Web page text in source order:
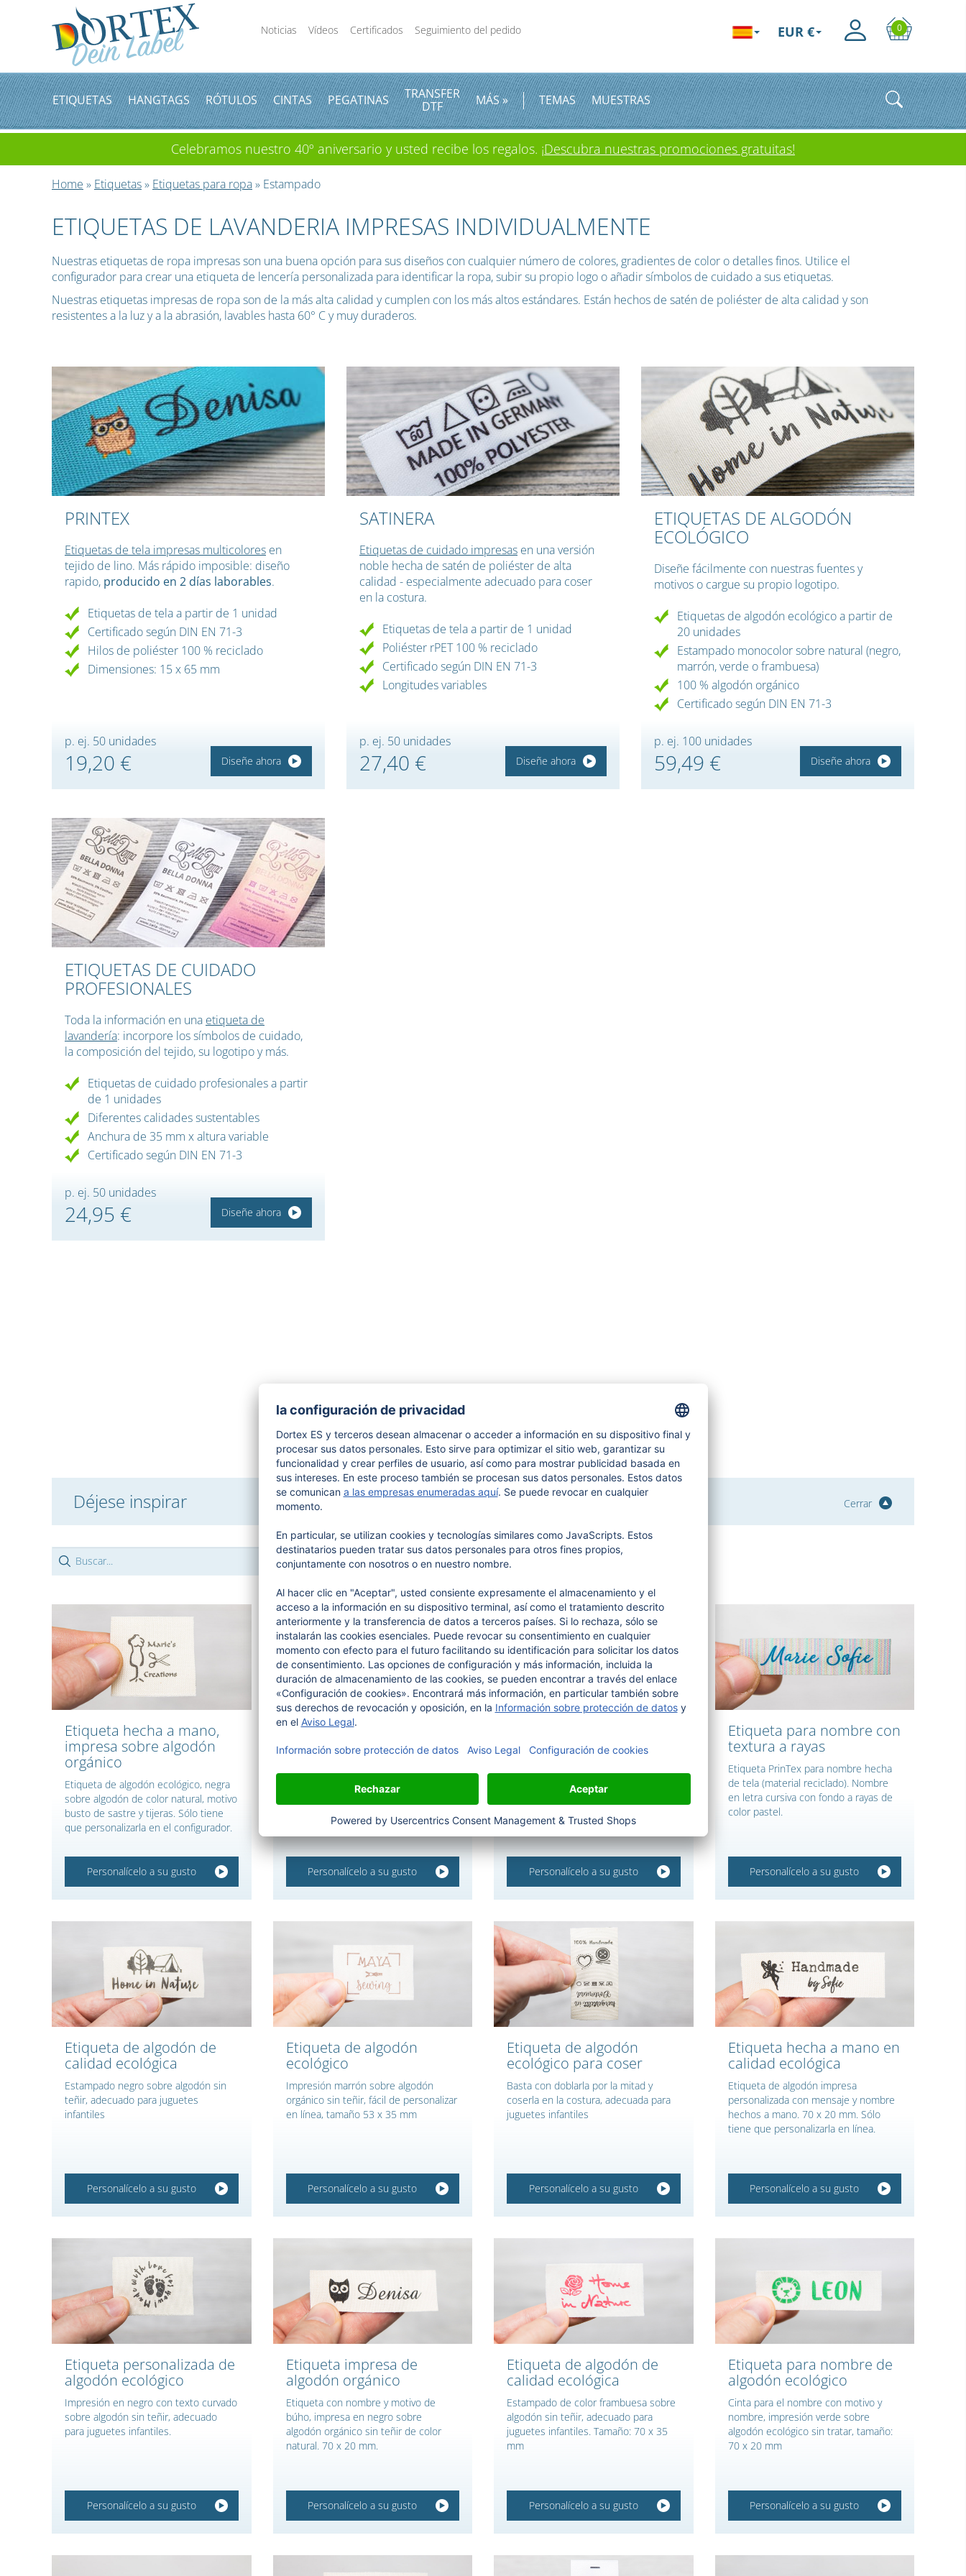
Noticias Vídeos Certificados Seguimiento del pedido 0
EUR €
ETIQUETAS HANGTAGS RÓTULOS CINTAS PEGATINAS
TRANSFER
DTF
MÁS » TEMAS MUESTRAS
Celebramos nuestro 40º aniversario y usted recibe los regalos. ¡Descubra nuestras promociones gratuitas!
Home » Etiquetas» Etiquetas para ropa» Estampado
ETIQUETAS DE LAVANDERIA IMPRESAS INDIVIDUALMENTE
Nuestras etiquetas de ropa impresas son una buena opción para sus diseños con cualquier número de colores, gradientes de color o detalles finos. Utilice el
configurador para crear una etiqueta de lencería personalizada para identificar la ropa, subir su propio logo o añadir símbolos de cuidado a sus etiquetas.
Nuestras etiquetas impresas de ropa son de la más alta calidad y cumplen con los más altos estándares. Están hechos de satén de poliéster de alta calidad y son
resistentes a la luz y a la abrasión, lavables hasta 60° C y muy duraderos.
PRINTEX
Etiquetas de tela impresas multicolores en
tejido de lino. Más rápido imposible: diseño
rapido, producido en 2 días laborables.
Etiquetas de tela a partir de 1 unidad
Certificado según DIN EN 71-3
Hilos de poliéster 100 % reciclado
Dimensiones: 15 x 65 mm
p. ej. 50 unidades
19,20 € Diseñe ahora
SATINERA
Etiquetas de cuidado impresas en una versión
noble hecha de satén de poliéster de alta
calidad - especialmente adecuado para coser
en la costura.
Etiquetas de tela a partir de 1 unidad
Poliéster rPET 100 % reciclado
Certificado según DIN EN 71-3
Longitudes variables
p. ej. 50 unidades
27,40 € Diseñe ahora
ETIQUETAS DE ALGODÓN
ECOLÓGICO
Diseñe fácilmente con nuestras fuentes y
motivos o cargue su propio logotipo.
Etiquetas de algodón ecológico a partir de
20 unidades
Estampado monocolor sobre natural (negro,
marrón, verde o frambuesa)
100 % algodón orgánico
Certificado según DIN EN 71-3
p. ej. 100 unidades
59,49 € Diseñe ahora
ETIQUETAS DE CUIDADO
PROFESIONALES
Toda la información en una etiqueta de
lavandería: incorpore los símbolos de cuidado,
la composición del tejido, su logotipo y más.
Etiquetas de cuidado profesionales a partir
de 1 unidades
Diferentes calidades sustentables
Anchura de 35 mm x altura variable
Certificado según DIN EN 71-3
p. ej. 50 unidades
24,95 € Diseñe ahora
Cerrar
Déjese inspirar
Etiqueta hecha a mano,
impresa sobre algodón
orgánico
Etiqueta de algodón ecológico, negra
sobre algodón de color natural, motivo
busto de sastre y tijeras. Sólo tiene
que personalizarla en el configurador.
Personalícelo a su gusto
Etiquetas personalizadas
de algodón ecológico
coser doblada en prendas hechas a
mano. Personaliza ahora.
Personalícelo a su gusto
con nombre y motivo
poliéster reciclado en tejido de lino.
Bordes sellados, fácil de personalizar.
Personalícelo a su gusto
Etiqueta para nombre con
textura a rayas
Etiqueta PrinTex para nombre hecha
de tela (material reciclado). Nombre
en letra cursiva con fondo a rayas de
color pastel.
Personalícelo a su gusto
Etiqueta de algodón de
calidad ecológica
Estampado negro sobre algodón sin
teñir, adecuado para juguetes
infantiles
Personalícelo a su gusto
Etiqueta de algodón
ecológico
Impresión marrón sobre algodón
orgánico sin teñir, fácil de personalizar
en línea, tamaño 53 x 35 mm
Personalícelo a su gusto
Etiqueta de algodón
ecológico para coser
Basta con doblarla por la mitad y
coserla en la costura, adecuada para
juguetes infantiles
Personalícelo a su gusto
Etiqueta hecha a mano en
calidad ecológica
Etiqueta de algodón impresa
personalizada con mensaje y nombre
hechos a mano. 70 x 20 mm. Sólo
tiene que personalizarla en línea.
Personalícelo a su gusto
Etiqueta personalizada de
algodón ecológico
Impresión en negro con texto curvado
sobre algodón sin teñir, adecuado
para juguetes infantiles.
Personalícelo a su gusto
Etiqueta impresa de
algodón orgánico
Etiqueta con nombre y motivo de
búho, impresa en negro sobre
algodón orgánico sin teñir de color
natural. 70 x 20 mm.
Personalícelo a su gusto
Etiqueta de algodón de
calidad ecológica
Estampado de color frambuesa sobre
algodón sin teñir, adecuado para
juguetes infantiles. Tamaño: 70 x 35
mm
Personalícelo a su gusto
Etiqueta para nombre de
algodón ecológico
Cinta para el nombre con motivo y
nombre, impresión verde sobre
algodón ecológico sin tratar, tamaño:
70 x 20 mm
Personalícelo a su gusto